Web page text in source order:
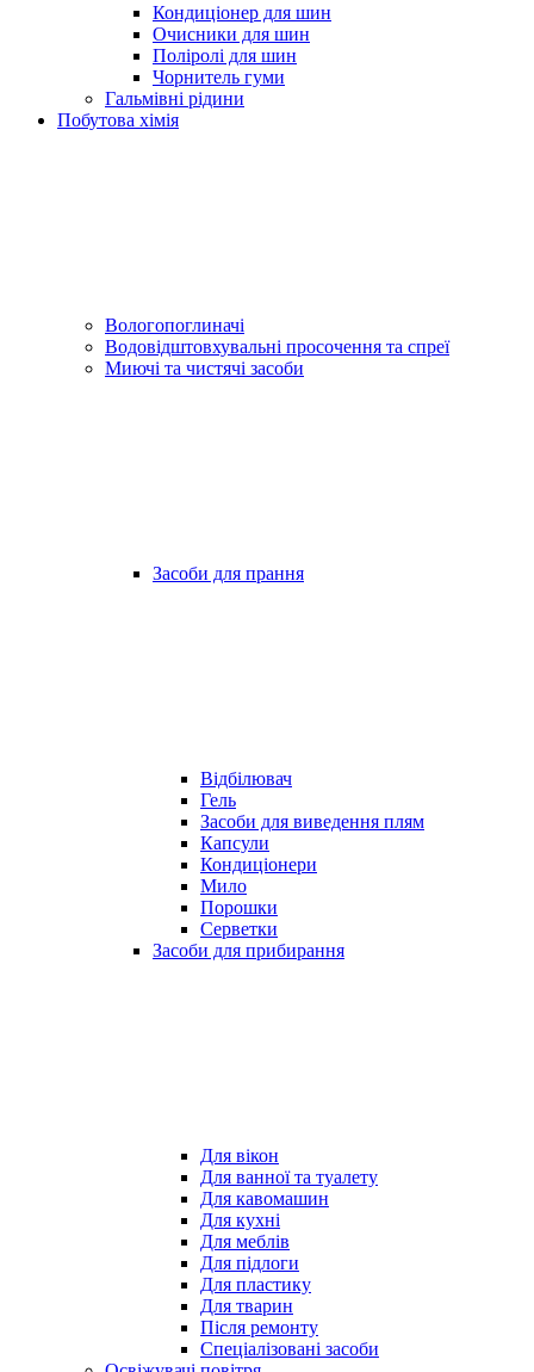
Кондиціонер для шин
Очисники для шин
Поліролі для шин
Чорнитель гуми
Гальмівні рідини
Побутова хімія
Вологопоглиначі
Водовідштовхувальні просочення та спреї
Миючі та чистячі засоби
Засоби для прання
Відбілювач
Гель
Засоби для виведення плям
Капсули
Кондиціонери
Мило
Порошки
Серветки
Засоби для прибирання
Для вікон
Для ванної та туалету
Для кавомашин
Для кухні
Для меблів
Для підлоги
Для пластику
Для тварин
Після ремонту
Спеціалізовані засоби